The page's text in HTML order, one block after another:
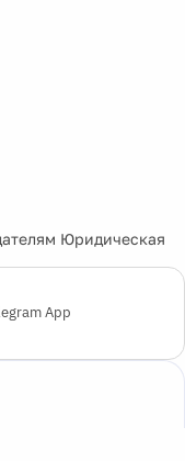
Юридическая
App